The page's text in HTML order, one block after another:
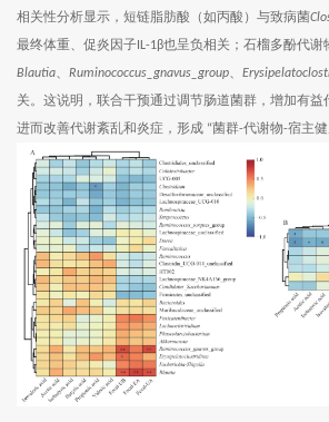
相关性分析显示，短链脂肪酸（如丙酸）与致病菌
最终体重、促炎因子 IL-1β也呈负相关；石榴多酚代谢
Blautia、 Ruminococcus_gnavus_group、
关。这说明，联合干预通过调节肠道菌群，增加有益
进而改善代谢紊乱和炎症，形成 “菌群-代谢物-宿主